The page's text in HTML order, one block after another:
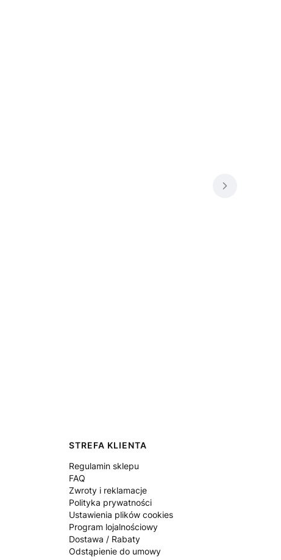
STREFA KLIENTA
Regulamin sklepu
FAQ
Zwroty i reklamacje
Polityka prywatności
Ustawienia plików cookies
Program lojalnościowy
Dostawa / Rabaty
Odstąpienie do umowy